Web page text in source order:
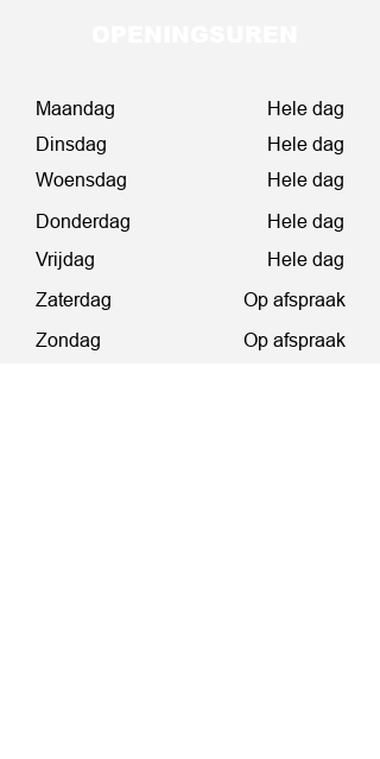
Maandag
Hele dag
Dinsdag
Hele dag
Woensdag
Hele dag
Donderdag
Hele dag
Vrijdag
Hele dag
Zaterdag
Op afspraak
Zondag
Op afspraak